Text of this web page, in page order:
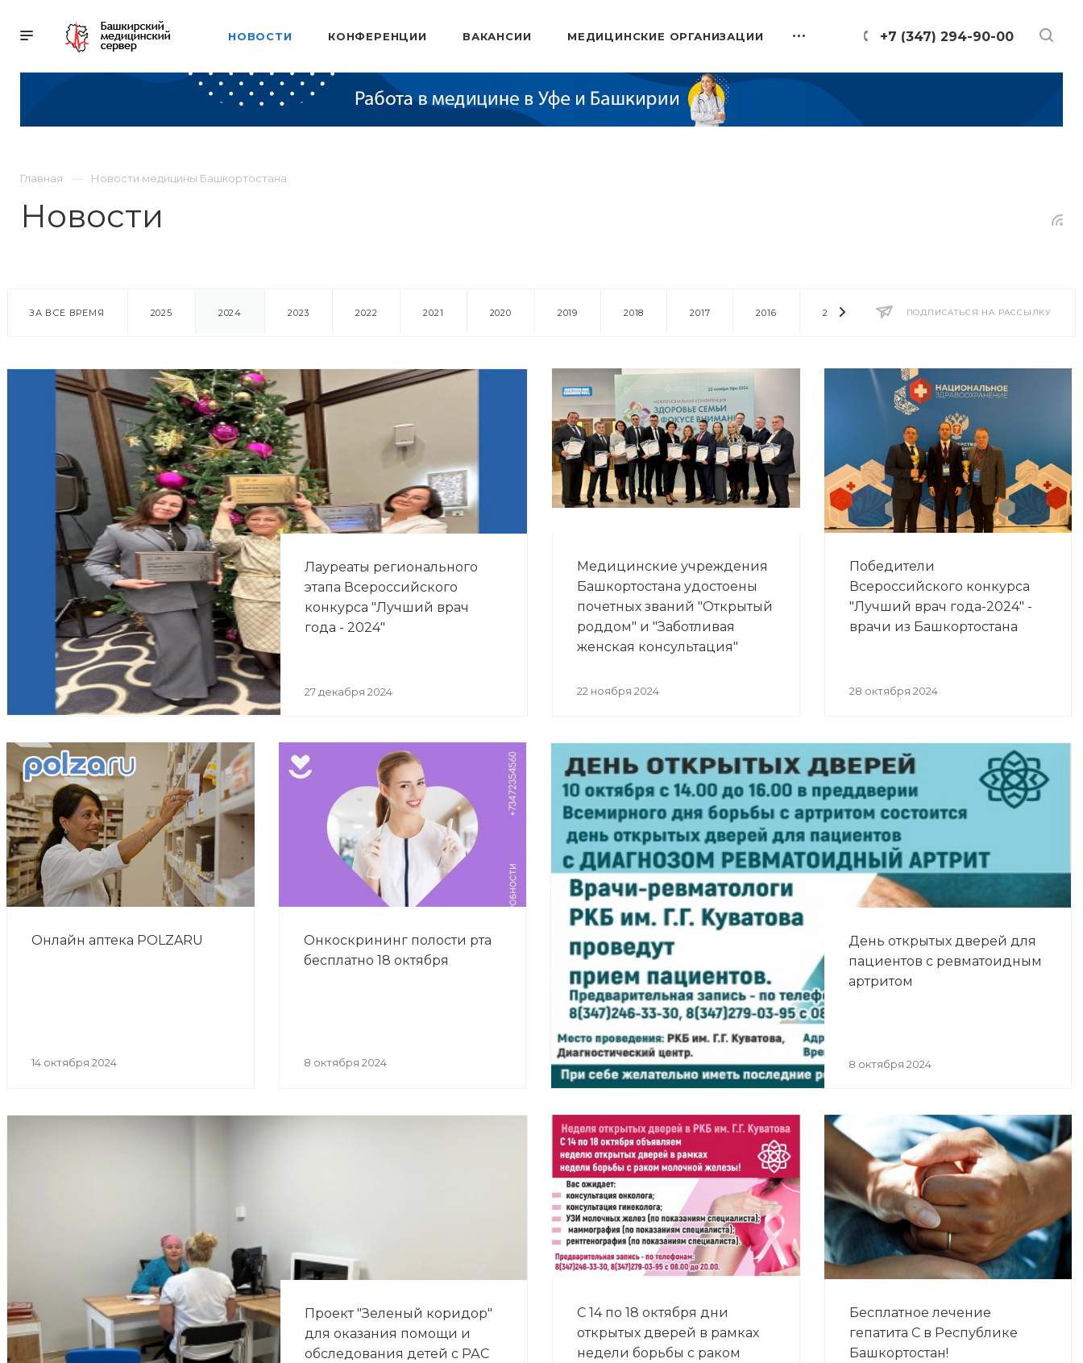
+7 (347) 294-90-00
НОВОСТИ КОНФЕРЕНЦИИ ВАКАНСИИ МЕДИЦИНСКИЕ ОРГАНИЗАЦИИ
Главная Новости медицины Башкортостана
Новости
ПОДПИСАТЬСЯ НА РАССЫЛКУ
ЗА ВСЕ ВРЕМЯ 2025 2024 2023 2022 2021 2020 2019 2018 2017 2016 2014 2013 2012 2011
Лауреаты регионального
этапа Всероссийского
конкурса "Лучший врач
года - 2024"
27 декабря 2024
Медицинские учреждения
Башкортостана удостоены
почетных званий "Открытый
роддом" и "Заботливая
женская консультация"
22 ноября 2024
Победители
Всероссийского конкурса
"Лучший врач года-2024" -
врачи из Башкортостана
28 октября 2024
Онлайн аптека POLZARU
14 октября 2024
Онкоскрининг полости рта
бесплатно 18 октября
8 октября 2024
День открытых дверей для
пациентов с ревматоидным
артритом
8 октября 2024
Проект "Зеленый коридор"
для оказания помощи и
обследования детей с РАС
С 14 по 18 октября дни
открытых дверей в рамках
недели борьбы с раком
Бесплатное лечение
гепатита С в Республике
Башкортостан!